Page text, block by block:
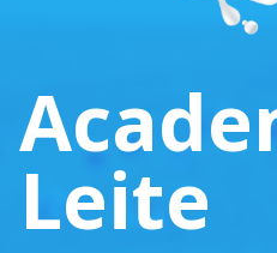
Leite